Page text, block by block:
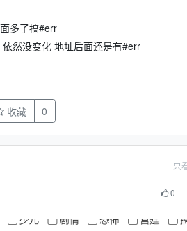
多了搞#err
然没变化 地址后面还是有#err
收藏 0
只
0